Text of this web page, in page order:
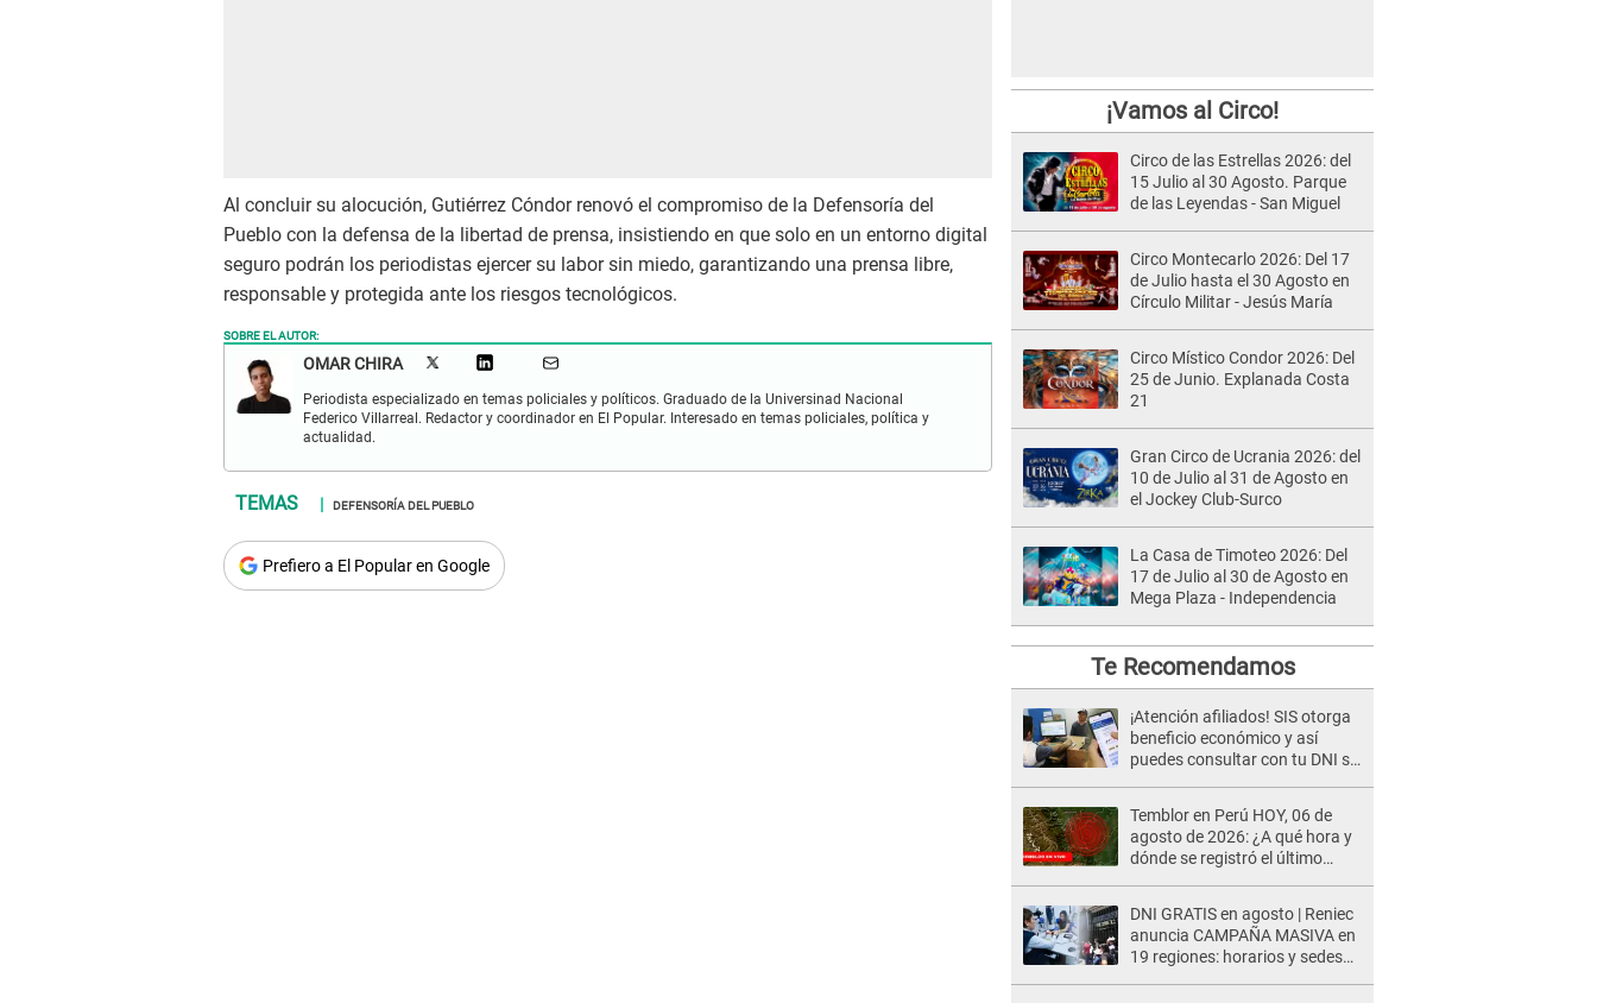
Al concluir su alocución, Gutiérrez Cóndor renovó el compromiso de la Defensoría del
Pueblo con la defensa de la libertad de prensa, insistiendo en que solo en un entorno digital
seguro podrán los periodistas ejercer su labor sin miedo, garantizando una prensa libre,
responsable y protegida ante los riesgos tecnológicos.
SOBRE EL AUTOR:
OMAR CHIRA
Periodista especializado en temas policiales y políticos. Graduado de la Universinad Nacional
Federico Villarreal. Redactor y coordinador en El Popular. Interesado en temas policiales, política y
actualidad.
DEFENSORÍA DEL PUEBLO
Prefiero a El Popular en Google
¡Vamos al Circo!
Circo de las Estrellas 2026: del
15 Julio al 30 Agosto. Parque
de las Leyendas - San Miguel
Circo Montecarlo 2026: Del 17
de Julio hasta el 30 Agosto en
Círculo Militar - Jesús María
Circo Místico Condor 2026: Del
25 de Junio. Explanada Costa
21
Gran Circo de Ucrania 2026: del
10 de Julio al 31 de Agosto en
el Jockey Club-Surco
La Casa de Timoteo 2026: Del
17 de Julio al 30 de Agosto en
Mega Plaza - Independencia
Te Recomendamos
¡Atención afiliados! SIS otorga
beneficio económico y así
puedes consultar con tu DNI si
Temblor en Perú HOY, 06 de
agosto de 2026: ¿A qué hora y
dónde se registró el último
DNI GRATIS en agosto | Reniec
anuncia CAMPAÑA MASIVA en
19 regiones: horarios y sedes